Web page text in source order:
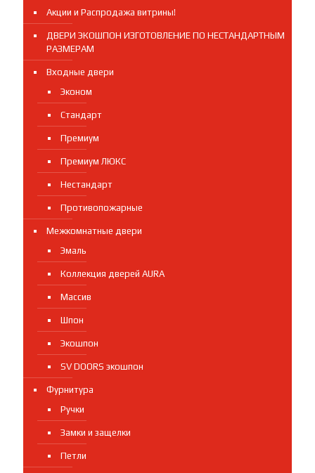
Акции и Распродажа витрины!
ДВЕРИ ЭКОШПОН ИЗГОТОВЛЕНИЕ ПО НЕСТАНДАРТНЫМ
РАЗМЕРАМ
Входные двери
Эконом
Стандарт
Премиум
Премиум ЛЮКС
Нестандарт
Противопожарные
Межкомнатные двери
Эмаль
Коллекция дверей AURA
Массив
Шпон
Экошпон
SV DOORS экошпон
Фурнитура
Ручки
Замки и защелки
Петли